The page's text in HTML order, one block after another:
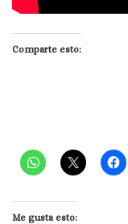
Comparte esto:
Me gusta esto: